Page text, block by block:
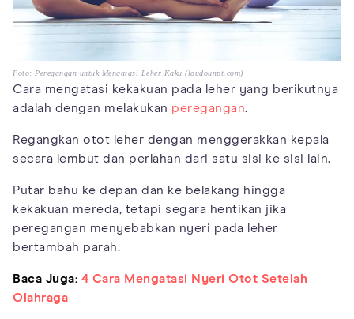
Foto: Peregangan untuk Mengatasi Leher Kaku (loudounpt.com)
Cara mengatasi kekakuan pada leher yang berikutnya
adalah dengan melakukan peregangan.
Regangkan otot leher dengan menggerakkan kepala
secara lembut dan perlahan dari satu sisi ke sisi lain.
Putar bahu ke depan dan ke belakang hingga
kekakuan mereda, tetapi segara hentikan jika
peregangan menyebabkan nyeri pada leher
bertambah parah.
Baca Juga: 4 Cara Mengatasi Nyeri Otot Setelah
Olahraga